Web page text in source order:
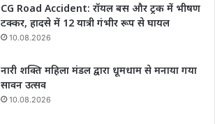
CG Road Accident: रॉयल बस और ट्रक में भीषण
टक्कर, हादसे में 12 यात्री गंभीर रूप से घायल
10.08.2026
नारी शक्ति महिला मंडल द्वारा धूमधाम से मनाया गया
सावन उत्सव
10.08.2026